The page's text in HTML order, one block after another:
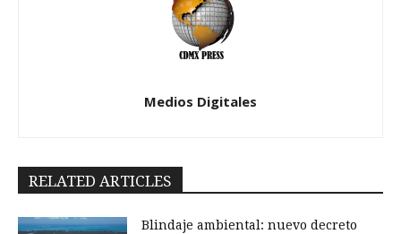
Medios Digitales
RELATED ARTICLES
Blindaje ambiental: nuevo decreto